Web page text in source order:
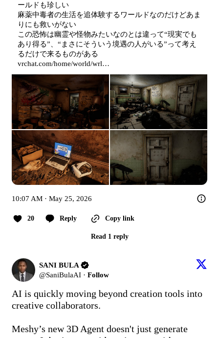
ールドも珍しい
麻薬中毒者の生活を追体験するワールドなのだけどあま
りにも救いがない
この恐怖は幽霊や怪物みたいなのとは違って“現実でも
あり得る”、“まさにそういう境遇の人がいる”って考え
vrchat.com/home/world/wrl…
10:07 AM · May 25, 2026
20 Reply Copy link
Read 1 reply
SANI BULA
@SaniBulaAI · Follow
AI is quickly moving beyond creation tools into
creative collaborators.
Meshy’s new 3D Agent doesn't just generate